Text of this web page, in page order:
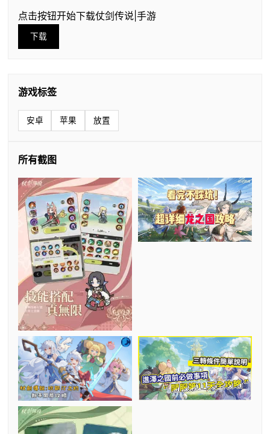
点击按钮开始下载仗剑传说|手游
下载
游戏标签
安卓 苹果 放置
所有截图